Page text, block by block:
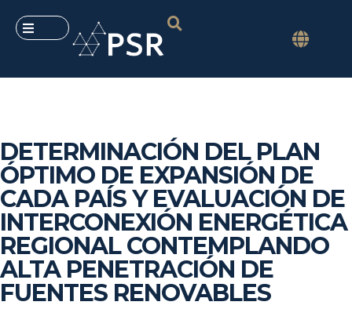
DETERMINACIÓN DEL PLAN
ÓPTIMO DE EXPANSIÓN DE
CADA PAÍS Y EVALUACIÓN DE
INTERCONEXIÓN ENERGÉTICA
REGIONAL CONTEMPLANDO
ALTA PENETRACIÓN DE
FUENTES RENOVABLES